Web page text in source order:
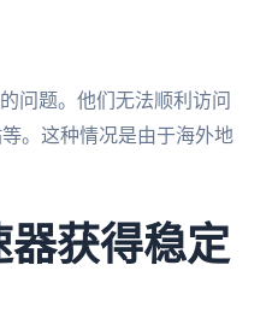
问题。他们无法顺利访问
。这种情况是由于海外地
器获得稳定